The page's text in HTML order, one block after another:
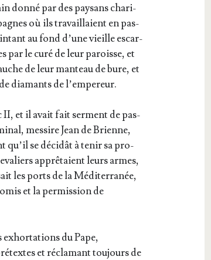
don­né par des pay­sans cha­ri­
où ils tra­vaillaient en pas­
au fond d’une vieille escar­
par le curé de leur paroisse, et
de leur man­teau de bure, et
dia­mants de l’empereur.
II, et il avait fait ser­ment de pas­
mes­sire Jean de Brienne,
qu’il se déci­dât à tenir sa pro­
apprê­taient leurs armes,
les ports de la Médi­ter­ra­née,
et la per­mis­sion de
exhor­ta­tions du Pape,
et récla­mant tou­jours de